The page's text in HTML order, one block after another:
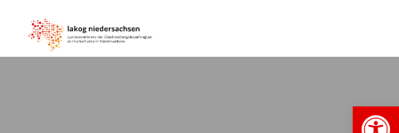
lakog niedersachsen
Open toolbar